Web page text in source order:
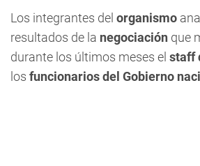
Los integrantes del organismo
resultados de la negociación que
durante los últimos meses el staff
los funcionarios del Gobierno